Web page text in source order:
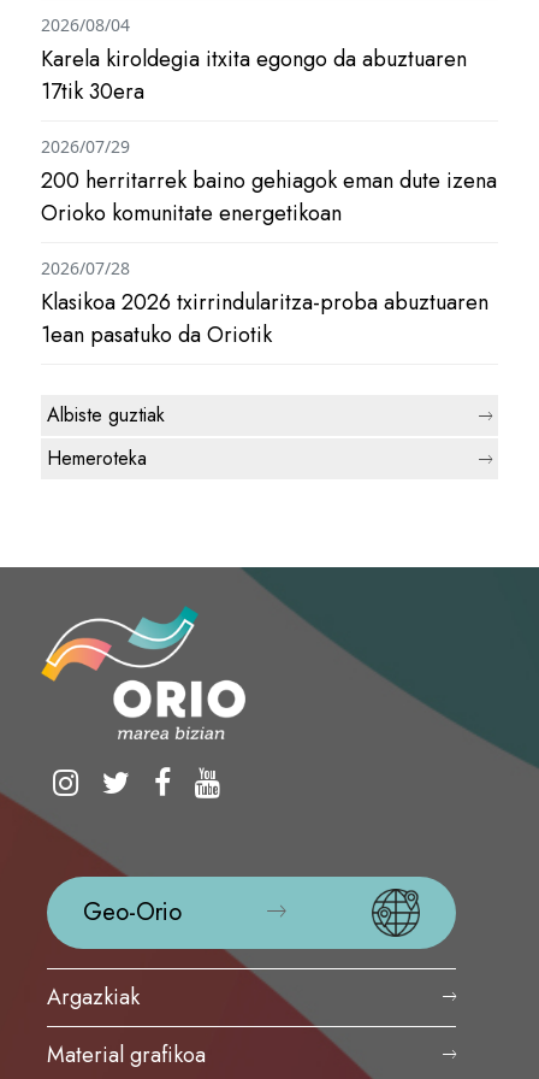
Karela kiroldegia itxita egongo da abuztuaren
17tik 30era
2026/08/04
200 herritarrek baino gehiagok eman dute izena
Orioko komunitate energetikoan
2026/07/29
Klasikoa 2026 txirrindularitza-proba abuztuaren
1ean pasatuko da Oriotik
2026/07/28
Albiste guztiak
Hemeroteka
Geo-Orio
Argazkiak
Material grafikoa